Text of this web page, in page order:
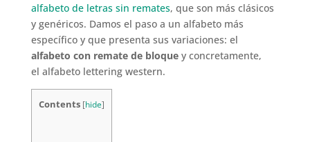
alfabeto de letras sin remates, que son más clásicos
y genéricos. Damos el paso a un alfabeto más
específico y que presenta sus variaciones: el
alfabeto con remate de bloque y concretamente,
el alfabeto lettering western.
Contents [hide]